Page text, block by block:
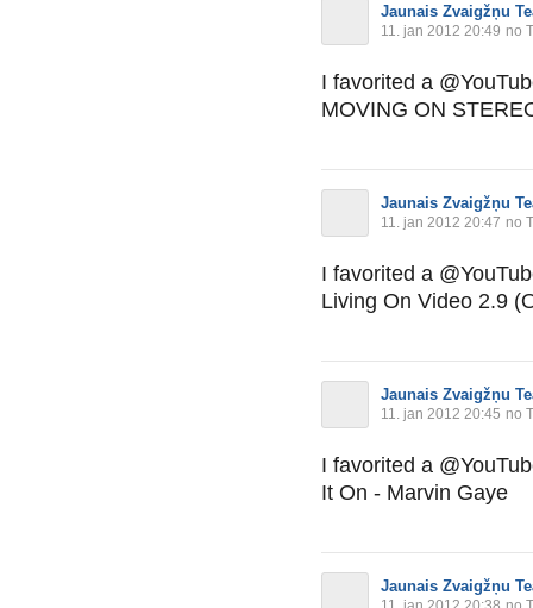
Jaunais Zvaigžņu
11. jan 2012 20:49 no
I favorited a
MOVING ON
Jaunais Zvaigžņu
11. jan 2012 20:47 no
I favorited a
Living On Video 2.9
Jaunais Zvaigžņu
11. jan 2012 20:45 no
I favorited a
It On - Marvin Gaye
Jaunais Zvaigžņu